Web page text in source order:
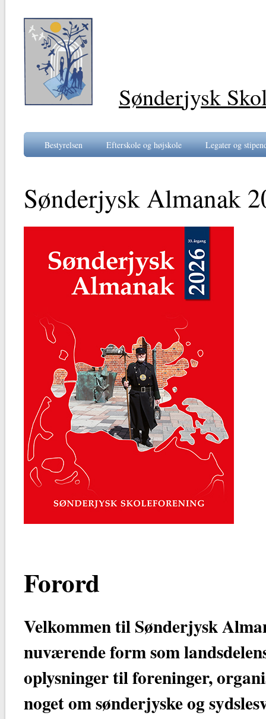
Sønderjysk
Bestyrelsen Efterskole og højskole Legater og
Sønderjysk Almanak
Forord
Velkommen til Sønderjysk
nuværende form som
oplysninger til foreninger,
noget om sønderjyske og